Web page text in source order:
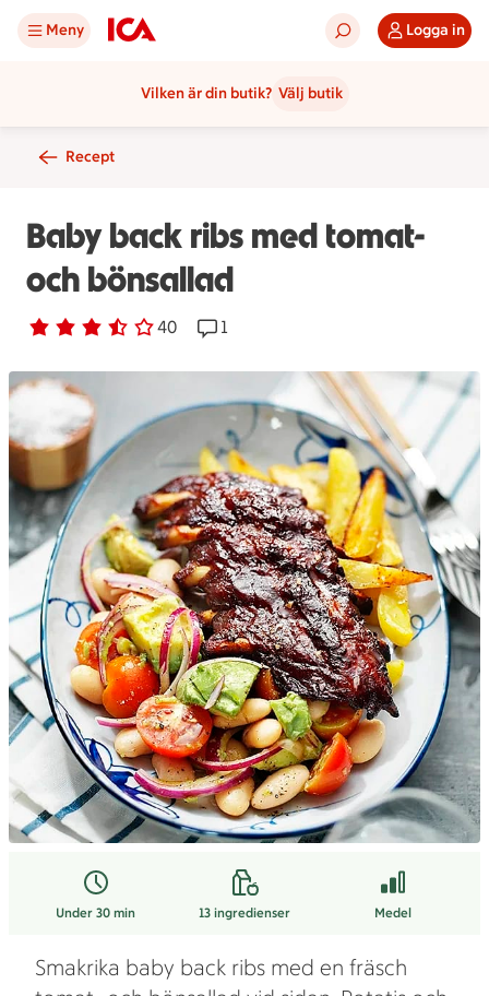
Meny Logga in
Vilken är din butik? Välj butik
Recept
Baby back ribs med tomat-
och bönsallad
Betyg 3.6 av 5. 40
40 personer har röstatReceptet har 1 kommentarer
1
Under 30 min 13 ingredienser Medel
Smakrika baby back ribs med en fräsch